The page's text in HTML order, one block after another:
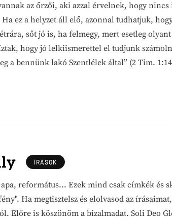
az őrzői, aki azzal érvelnek, hogy
ez a helyzet áll elő, azonnal tudhatjuk,
sőt jó is, ha felmegy, mert esetleg
hogy jó lelkiismerettel el tudjunk
a bennünk lakó Szentlélek által” (2 Tim.
ÍRÁSOK
református... Ezek mind csak címkék és
Ha megtisztelsz és elolvasod az
Előre is köszönöm a bizalmadat. Soli Deo